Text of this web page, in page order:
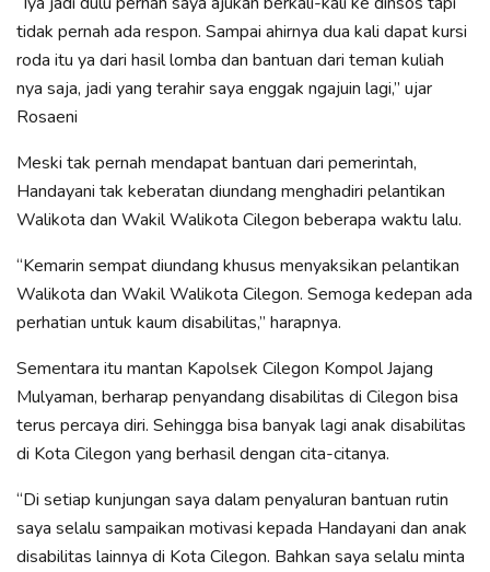
tidak pernah ada respon. Sampai ahirnya dua kali dapat kursi
roda itu ya dari hasil lomba dan bantuan dari teman kuliah
nya saja, jadi yang terahir saya enggak ngajuin lagi,” ujar
Rosaeni
Meski tak pernah mendapat bantuan dari pemerintah,
Handayani tak keberatan diundang menghadiri pelantikan
Walikota dan Wakil Walikota Cilegon beberapa waktu lalu.
“Kemarin sempat diundang khusus menyaksikan pelantikan
Walikota dan Wakil Walikota Cilegon. Semoga kedepan ada
perhatian untuk kaum disabilitas,” harapnya.
Sementara itu mantan Kapolsek Cilegon Kompol Jajang
Mulyaman, berharap penyandang disabilitas di Cilegon bisa
terus percaya diri. Sehingga bisa banyak lagi anak disabilitas
di Kota Cilegon yang berhasil dengan cita-citanya.
“Di setiap kunjungan saya dalam penyaluran bantuan rutin
saya selalu sampaikan motivasi kepada Handayani dan anak
disabilitas lainnya di Kota Cilegon. Bahkan saya selalu minta